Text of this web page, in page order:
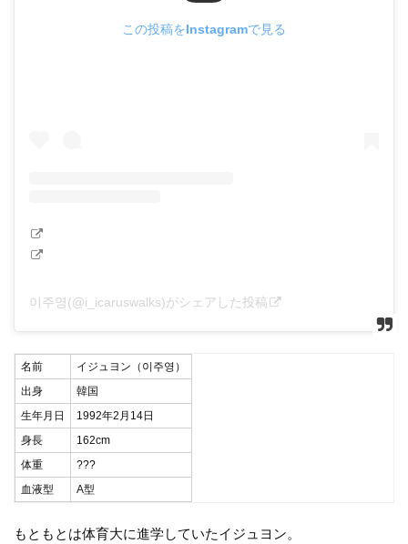
この投稿をInstagramで見る
이주영(@i_icaruswalks)がシェアした投稿
名前
イジュヨン（이주영）
出身
韓国
生年月日
1992年2月14日
身長
162cm
体重
???
血液型
A型
もともとは体育大に進学していたイジュヨン。